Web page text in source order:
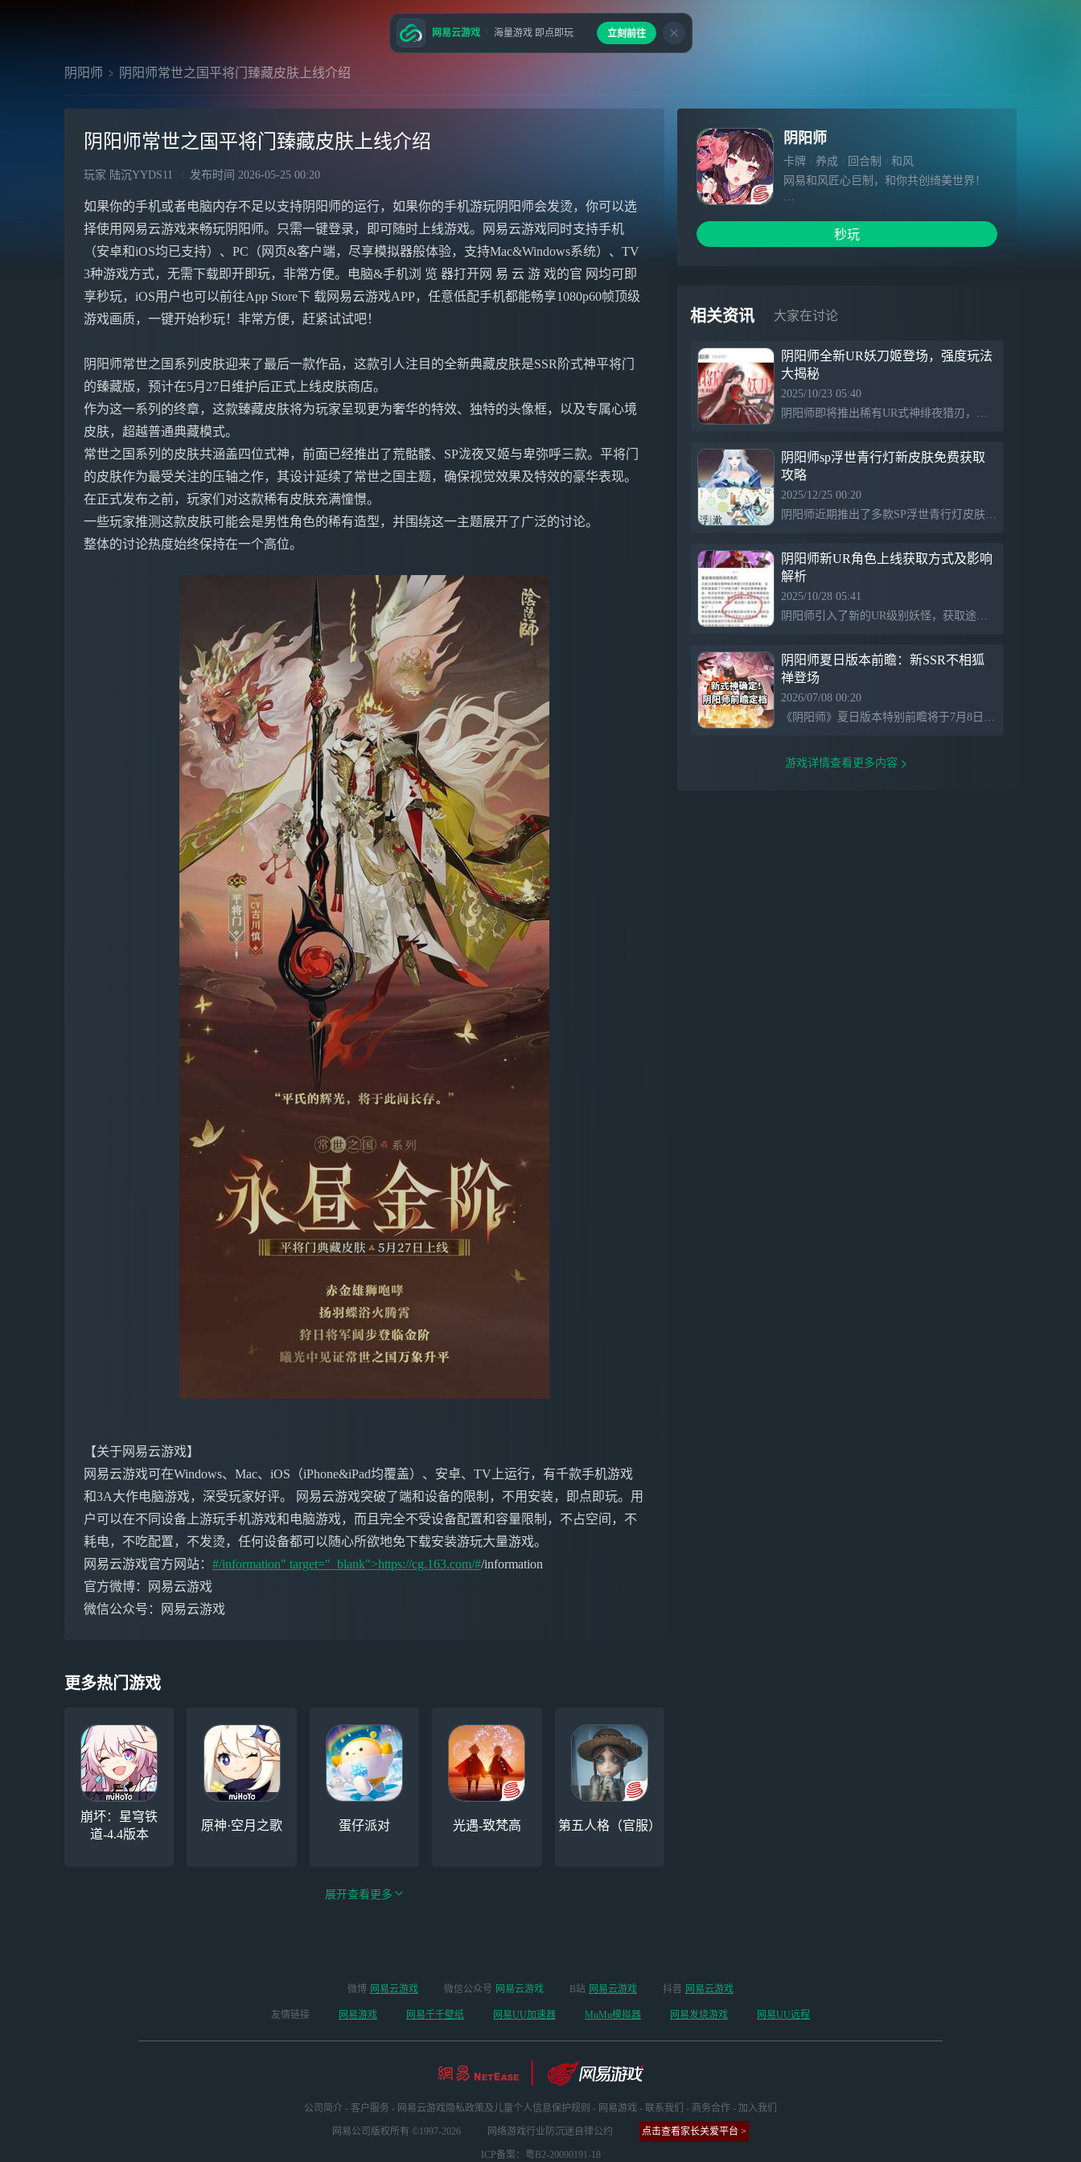
阴阳师 阴阳师常世之国平将门臻藏皮肤上线介绍
阴阳师常世之国平将门臻藏皮肤上线介绍
玩家 陆沉YYDS11 发布时间 2026-05-25 00:20
如果你的手机或者电脑内存不足以支持阴阳师的运行，如果你的手机游玩阴阳师会发烫，你可以选
择使用网易云游戏来畅玩阴阳师。只需一键登录，即可随时上线游戏。网易云游戏同时支持手机
（安卓和iOS均已支持）、PC（网页&客户端，尽享模拟器般体验，支持Mac&Windows系统）、TV
3种游戏方式，无需下载即开即玩，非常方便。电脑&手机浏 览 器打开网 易 云 游 戏的官 网均可即
享秒玩，iOS用户也可以前往App Store下 载网易云游戏APP，任意低配手机都能畅享1080p60帧顶级
游戏画质，一键开始秒玩！非常方便，赶紧试试吧！
阴阳师常世之国系列皮肤迎来了最后一款作品，这款引人注目的全新典藏皮肤是SSR阶式神平将门
的臻藏版，预计在5月27日维护后正式上线皮肤商店。
作为这一系列的终章，这款臻藏皮肤将为玩家呈现更为奢华的特效、独特的头像框，以及专属心境
皮肤，超越普通典藏模式。
常世之国系列的皮肤共涵盖四位式神，前面已经推出了荒骷髅、SP泷夜叉姬与卑弥呼三款。平将门
的皮肤作为最受关注的压轴之作，其设计延续了常世之国主题，确保视觉效果及特效的豪华表现。
在正式发布之前，玩家们对这款稀有皮肤充满憧憬。
一些玩家推测这款皮肤可能会是男性角色的稀有造型，并围绕这一主题展开了广泛的讨论。
整体的讨论热度始终保持在一个高位。
【关于网易云游戏】
网易云游戏可在Windows、Mac、iOS（iPhone&iPad均覆盖）、安卓、TV上运行，有千款手机游戏
和3A大作电脑游戏，深受玩家好评。 网易云游戏突破了端和设备的限制，不用安装，即点即玩。用
户可以在不同设备上游玩手机游戏和电脑游戏，而且完全不受设备配置和容量限制，不占空间，不
耗电，不吃配置，不发烫，任何设备都可以随心所欲地免下载安装游玩大量游戏。
网易云游戏官方网站： #/information" target="_blank">https://cg.163.com/#/information
官方微博：网易云游戏
微信公众号：网易云游戏
阴阳师
卡牌 养成 回合制
和风
网易和风匠心巨制，和你共创绮美世界！
跨越阴阳的阴阳师画符念咒，维持阴间与阳
有血有肉有魂的唯美式神，羁绊着你我共同
的回忆！
秒玩
相关资讯 大家在讨论
阴阳师全新UR妖刀姬登场，强度玩法
大揭秘
2025/10/23 05:40
阴阳师即将推出稀有UR式神绯夜猎刃，作为九年来首次超越SP的强力角色，凭借新造型和增强的技能引发热议，热度冲上热搜，但新设计采用现代风与原有和风风格略显不协调，玩家需投入大量抽卡才能获得。
阴阳师sp浮世青行灯新皮肤免费获取
攻略
2025/12/25 00:20
阴阳师近期推出了多款SP浮世青行灯皮肤，其中“浮香漱影”皮肤通过完成斗技赛季任务和升等级免费获得，2026年1月还可用荣誉点兑换，颜值高、特效好，平民玩家也能轻松获取，受到玩家热烈欢迎。
阴阳师新UR角色上线获取方式及影响
解析
2025/10/28 05:41
阴阳师引入了新的UR级别妖怪，获取途径包括好友分享池、百鬼砸碗和活动登录奖励。限定卡池不与普通池共享，增加稀有度提升的可能性。存在SSR/SP联动技，影响未来PVP表现。玩家对新内容和稀有度提升持多样态度，担忧卡池和黄牛问题。
阴阳师夏日版本前瞻：新SSR不相狐
禅登场
2026/07/08 00:20
《阴阳师》夏日版本特别前瞻将于7月8日上线，继续推进砂城之章的故事。官方公布新SSR式神“不相狐禅”，并暗示与反抗和博弈元素相关的情节，引发玩家期待和讨论。
游戏详情查看更多内容
更多热门游戏
崩坏：星穹铁
道-4.4版本
原神·空月之歌 蛋仔派对 光遇-致梵高 第五人格（官服）
逆水寒手游（全新
版本开启 ）
云手机
绝区零-周年庆（手
游排队可先前往端
游游玩）
展开查看更多
网易云游戏 海量游戏 即点即玩 立刻前往
微博 网易云游戏 微信公众号 网易云游戏 B站 网易云游戏 抖音 网易云游戏
友情链接 网易游戏 网易千千壁纸 网易UU加速器 MuMu模拟器 网易发烧游戏 网易UU远程
公司简介 - 客户服务 - 网易云游戏隐私政策及儿童个人信息保护规则 - 网易游戏 - 联系我们 - 商务合作 - 加入我们
网易公司版权所有 ©1997-2026 网络游戏行业防沉迷自律公约 点击查看家长关爱平台 >
ICP备案：粤B2-20090191-18